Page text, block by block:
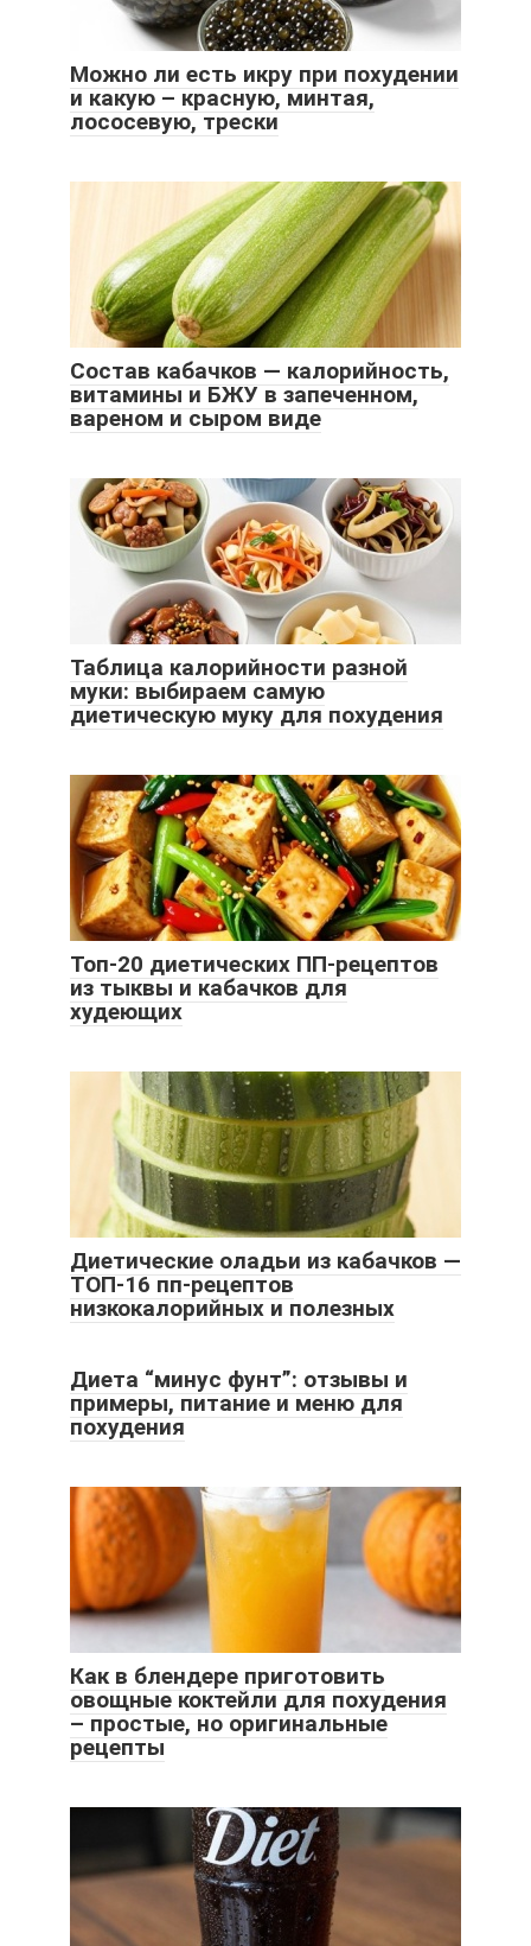
Можно ли есть икру при похудении
и какую – красную, минтая,
лососевую, трески
Состав кабачков — калорийность,
витамины и БЖУ в запеченном,
вареном и сыром виде
Таблица калорийности разной
муки: выбираем самую
диетическую муку для похудения
Топ-20 диетических ПП-рецептов
из тыквы и кабачков для
худеющих
Диетические оладьи из кабачков —
ТОП-16 пп-рецептов
низкокалорийных и полезных
Диета “минус фунт”: отзывы и
примеры, питание и меню для
похудения
Как в блендере приготовить
овощные коктейли для похудения
– простые, но оригинальные
рецепты